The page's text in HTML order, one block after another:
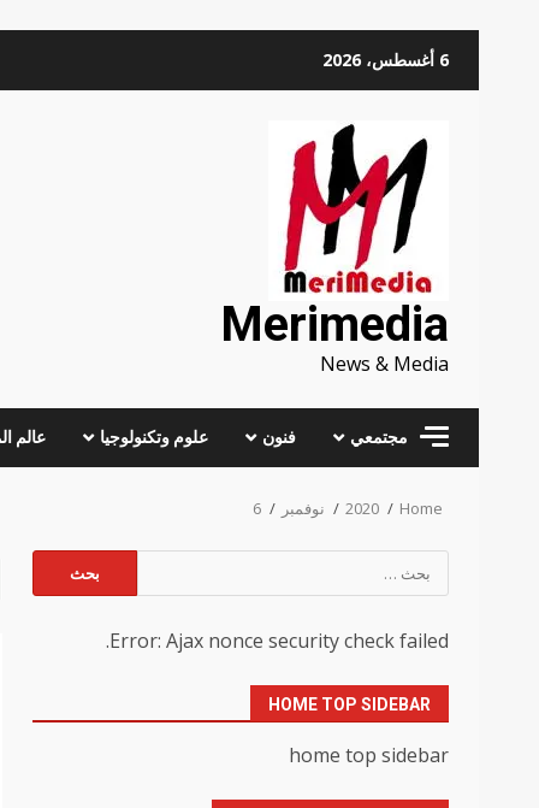
6 أغسطس، 2026
Merimedia
News & Media
مجتمعي فنون علوم وتكنولوجيا عالم
Home
2020 نوفمبر 6
عن:
Error: Ajax nonce security check failed.
HOME TOP SIDEBAR
home top sidebar